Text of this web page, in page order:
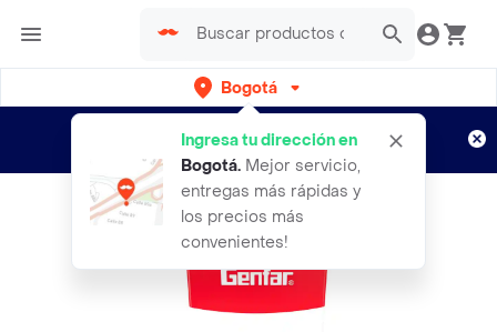
Bogotá
Ingresa tu dirección en
Bogotá. Mejor servicio,
entregas más rápidas y
los precios más
convenientes!
envíos gratis por semanas
Aplican TyC